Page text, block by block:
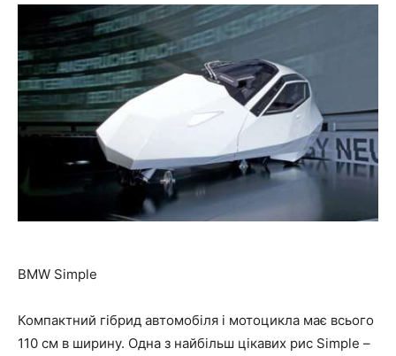
BMW Simple
Компактний гібрид автомобіля і мотоцикла має всього
110 см в ширину. Одна з найбільш цікавих рис Simple –